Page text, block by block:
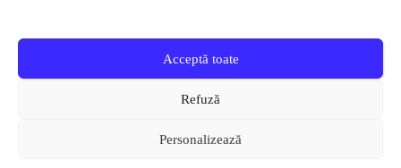
Acceptă toate
Refuză
Personalizează